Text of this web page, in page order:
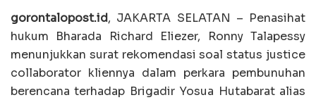
gorontalopost.id, JAKARTA SELATAN – Penasihat
hukum Bharada Richard Eliezer, Ronny Talapessy
menunjukkan surat rekomendasi soal status justice
collaborator kliennya dalam perkara pembunuhan
berencana terhadap Brigadir Yosua Hutabarat alias